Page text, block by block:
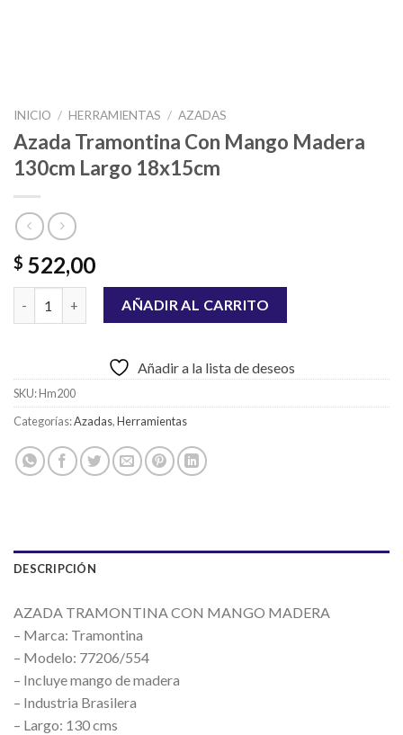
INICIO / HERRAMIENTAS / AZADAS
Azada Tramontina Con Mango Madera
130cm Largo 18x15cm
$ 522,00
Azada Tramontina Con Mango Madera 130cm Largo 18x15cm
AÑADIR AL CARRITO
Añadir a la lista de deseos
SKU:Hm200
Categorías:Azadas,Herramientas
DESCRIPCIÓN
AZADA TRAMONTINA CON MANGO MADERA
– Marca: Tramontina
– Modelo: 77206/554
– Incluye mango de madera
– Industria Brasilera
– Largo: 130 cms